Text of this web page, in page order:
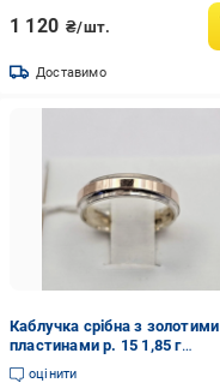
1 120 ₴/шт.
Доставимо
Каблучка срібна з золотими
пластинами р. 15 1,85 г
(3037233576)
оцінити